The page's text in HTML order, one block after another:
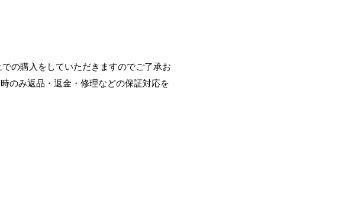
の購入をしていただきますのでご了承お
のみ返品・返金・修理などの保証対応を